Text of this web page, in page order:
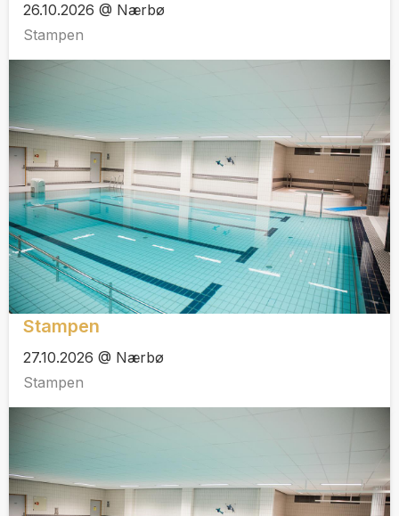
26.10.2026 @ Nærbø
Stampen
Stampen
27.10.2026 @ Nærbø
Stampen